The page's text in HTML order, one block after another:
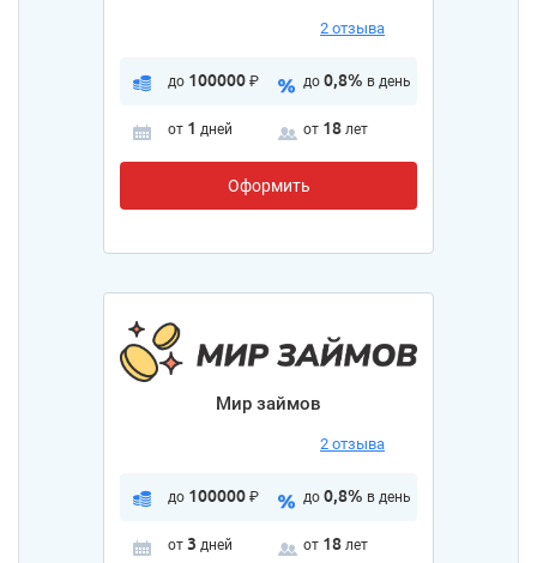
2 отзыва
до 100000 ₽ до 0,8% в день
от 1 дней от 18 лет
Оформить
Мир займов
2 отзыва
до 100000 ₽ до 0,8% в день
от 3 дней от 18 лет